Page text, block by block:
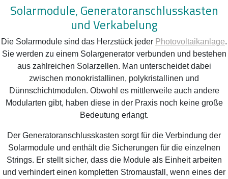
Solarmodule, Generatoranschlusskasten
und Verkabelung
Die Solarmodule sind das Herzstück jeder Photovoltaikanlage.
Sie werden zu einem Solargenerator verbunden und bestehen
aus zahlreichen Solarzellen. Man unterscheidet dabei
zwischen monokristallinen, polykristallinen und
Dünnschichtmodulen. Obwohl es mittlerweile auch andere
Modularten gibt, haben diese in der Praxis noch keine große
Bedeutung erlangt.
Der Generatoranschlusskasten sorgt für die Verbindung der
Solarmodule und enthält die Sicherungen für die einzelnen
Strings. Er stellt sicher, dass die Module als Einheit arbeiten
und verhindert einen kompletten Stromausfall, wenn eines der